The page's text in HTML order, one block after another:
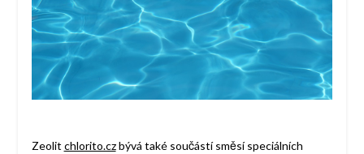
Zeolit chlorito.czbývá také součástí směsí speciálních